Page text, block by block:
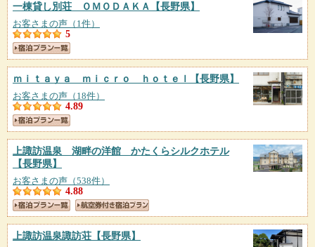
一棟貸し別荘 ＯＭＯＤＡＫＡ 【長野県】
お客さまの声（1件）
5
ｍｉｔａｙａ ｍｉｃｒｏ ｈｏｔｅｌ 【長野県】
お客さまの声（18件）
4.89
上諏訪温泉 湖畔の洋館 かたくらシルクホテル
【長野県】
お客さまの声（538件）
4.88
上諏訪温泉諏訪荘 【長野県】